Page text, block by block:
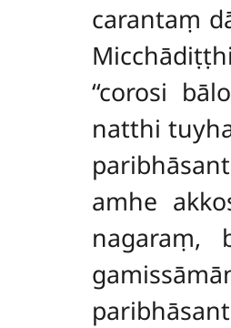
carantaṃ
‘‘corosi
natthi
amhe
nagaraṃ,